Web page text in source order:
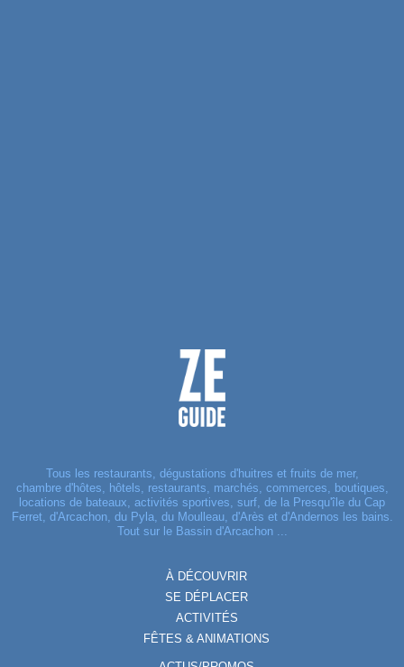
Tous les restaurants, dégustations d'huitres et fruits de mer,
chambre d'hôtes, hôtels, restaurants, marchés, commerces, boutiques,
locations de bateaux, activités sportives, surf, de la Presqu'île du Cap
Ferret, d'Arcachon, du Pyla, du Moulleau, d'Arès et d'Andernos les bains.
Tout sur le Bassin d'Arcachon ...
À DÉCOUVRIR
SE DÉPLACER
ACTIVITÉS
FÊTES & ANIMATIONS